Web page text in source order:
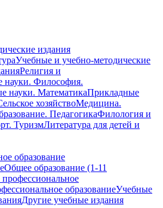
издания
Учебные и учебно-методические
Религия и
науки. Философия.
науки. МатематикаПрикладные
хозяйствоМедицина.
ПедагогикаФилология и
ТуризмЛитература для детей и
образование
Общее образование (1-11
образованиеУчебные
Другие учебные издания